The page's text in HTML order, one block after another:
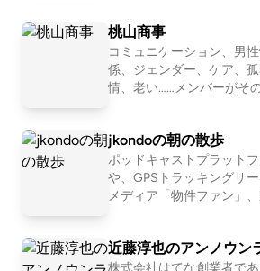
幾千万もの巨人で世界を踏み潰す。
なかった人の記事 エドワードパー
アン誌に掲載した記事を本人の許
ージ。英語。「ボストンってどう
見て言った。「もちろん、糖蜜の洪
の低温脆性とシャルピー衝撃試験に
エクセル) 金属が常温以下の低温
にもろくなること。現場猫(pixiv)
言うが大体良くない。現地にある緑
タもある） 🚗🚥番組公
s://rooom.listen.style/p/ 📨
問い合わせはコチラまで
m
く！？ 笑いあり、涙ありの新感覚・歴史キュレ
ーションプログラム！ ☆Apple &amp; Spotify Po
dcast 部門別ランキング１位獲得
ポッドキャストアワード
DIO is an entertainment
story , published by the
p "COTEN" in Japan. ☆Apple &amp; Spotify Podc
ast in Japan category ranking No.1 !
桃山商事
コミュニケーション、男
係、ジェンダー、ケア、
情、老い……メンバーがそ
軍ラジオ」
愛よももやまばなし」(ニ
していました。清田隆之(
員)、ワッコ(会社員)、さ
jkondoの朝の散歩
ポッドキャストプラットフ
や、GPSトラッキングサ
メディア「物件ファン」
ら、日々の出来事や考えた
近藤淳也のアンノウン
株式会社はてな創業者で